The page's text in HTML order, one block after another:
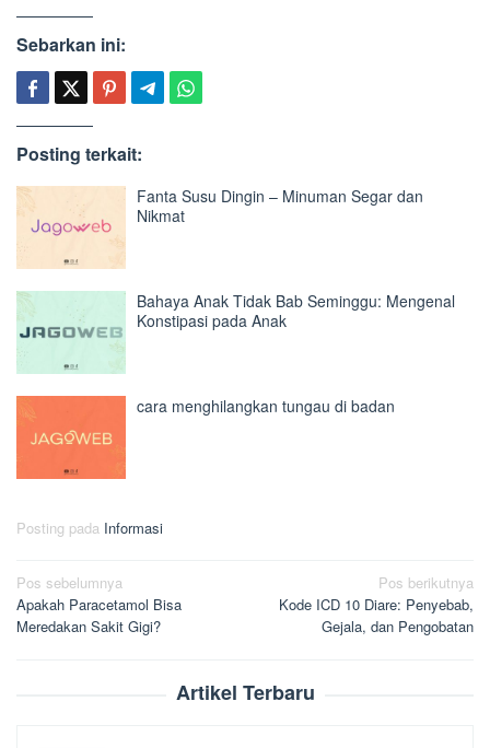
Sebarkan ini:
Posting terkait:
Fanta Susu Dingin – Minuman Segar dan
Nikmat
Bahaya Anak Tidak Bab Seminggu: Mengenal
Konstipasi pada Anak
cara menghilangkan tungau di badan
Posting pada Informasi
Navigasi
pos
Pos sebelumnya
Apakah Paracetamol Bisa
Meredakan Sakit Gigi?
Pos berikutnya
Kode ICD 10 Diare: Penyebab,
Gejala, dan Pengobatan
Artikel Terbaru